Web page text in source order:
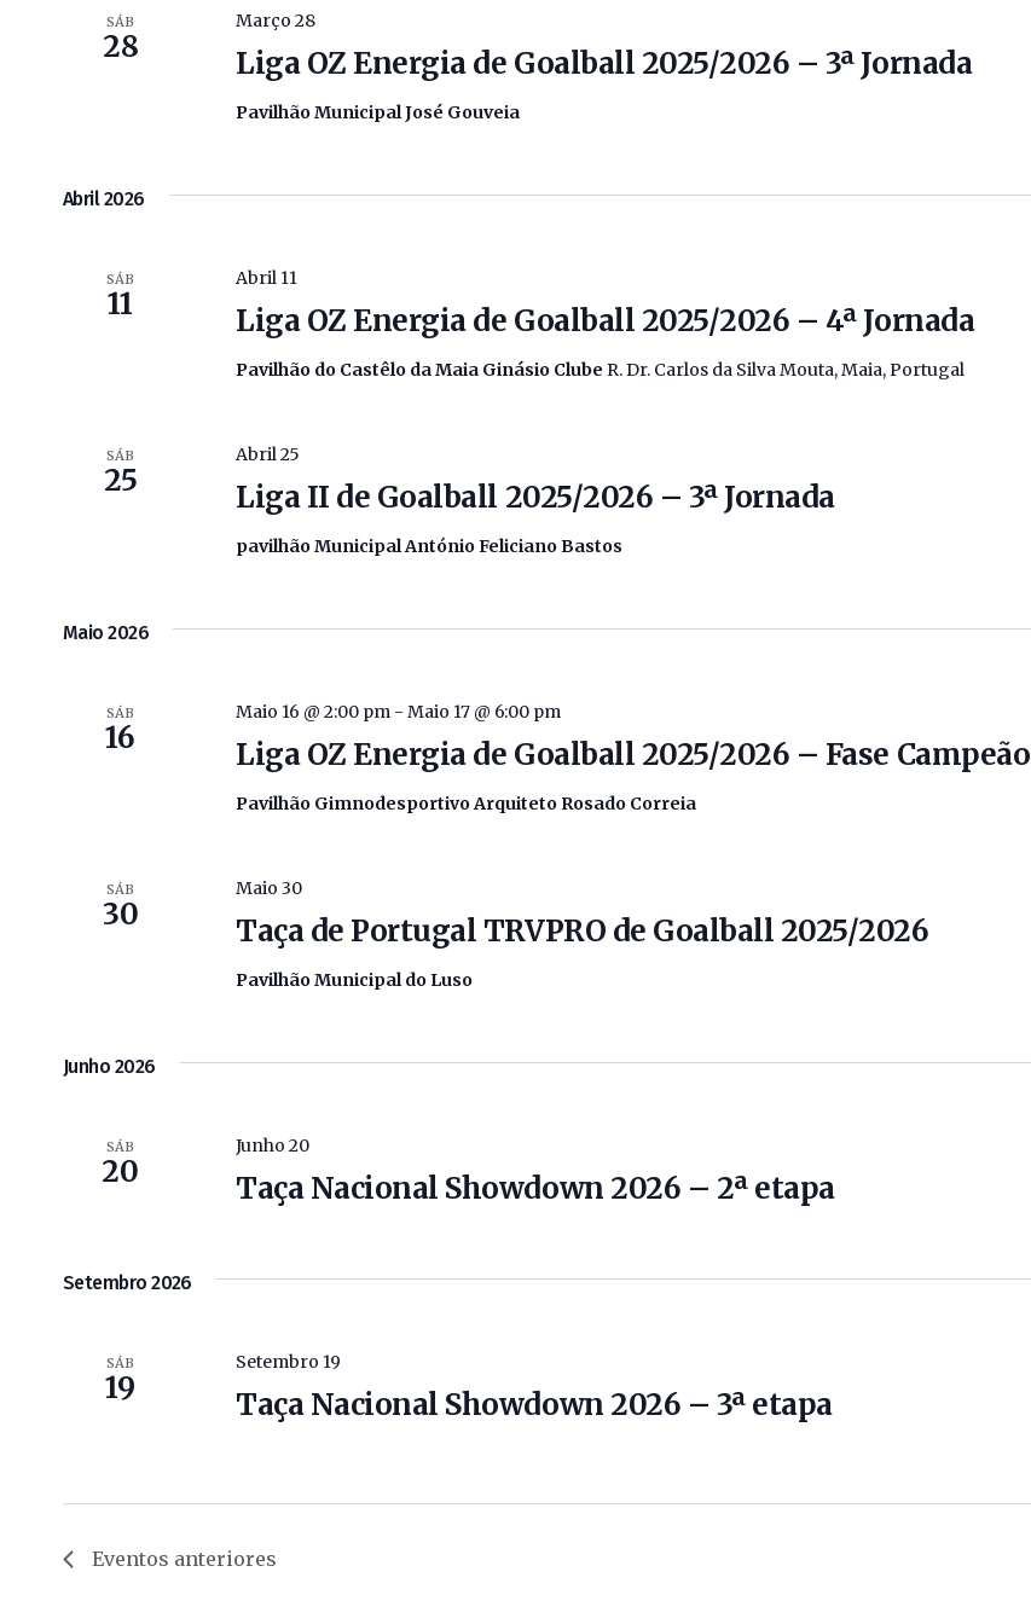
Eventos
com
palavra-
SÁB
28 Liga OZ Energia de Goalball 2025/2026 – 3ª Jornada
Março 28
Pavilhão Municipal José Gouveia
Abril 2026
SÁB
11 Liga OZ Energia de Goalball 2025/2026 – 4ª Jornada
Abril 11
Pavilhão do Castêlo da Maia Ginásio Clube R. Dr. Carlos da Silva Mouta, Maia, Portugal
SÁB
25 Liga II de Goalball 2025/2026 – 3ª Jornada
Abril 25
pavilhão Municipal António Feliciano Bastos
Maio 2026
SÁB
16 Liga OZ Energia de Goalball 2025/2026 – Fase Campeão
Maio 16 @ 2:00 pm -Maio 17 @ 6:00 pm
Pavilhão Gimnodesportivo Arquiteto Rosado Correia
SÁB
30 Taça de Portugal TRVPRO de Goalball 2025/2026
Maio 30
Pavilhão Municipal do Luso
Junho 2026
SÁB
20 Taça Nacional Showdown 2026 – 2ª etapa
Junho 20
Setembro 2026
SÁB
19 Taça Nacional Showdown 2026 – 3ª etapa
Setembro 19
Eventos anteriores